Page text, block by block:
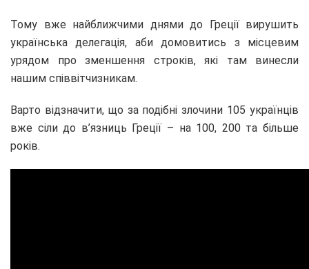
Тому вже найближчими днями до Греції вирушить
українська делегація, аби домовитись з місцевим
урядом про зменшення строків, які там винесли
нашим співвітчизникам.
Варто відзначити, що за подібні злочини 105 українців
вже сіли до в’язниць Греції – на 100, 200 та більше
років.